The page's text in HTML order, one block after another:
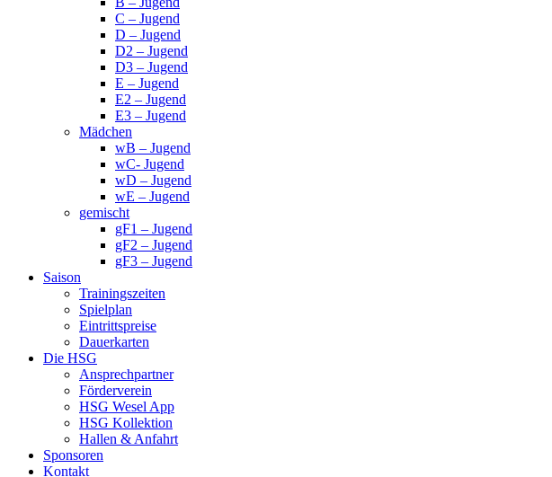
C – Jugend
D – Jugend
D2 – Jugend
D3 – Jugend
E – Jugend
E2 – Jugend
E3 – Jugend
Mädchen
wB – Jugend
wC- Jugend
wD – Jugend
wE – Jugend
gemischt
gF1 – Jugend
gF2 – Jugend
gF3 – Jugend
Saison
Trainingszeiten
Spielplan
Eintrittspreise
Dauerkarten
Die HSG
Ansprechpartner
Förderverein
HSG Wesel App
HSG Kollektion
Hallen & Anfahrt
Sponsoren
Kontakt